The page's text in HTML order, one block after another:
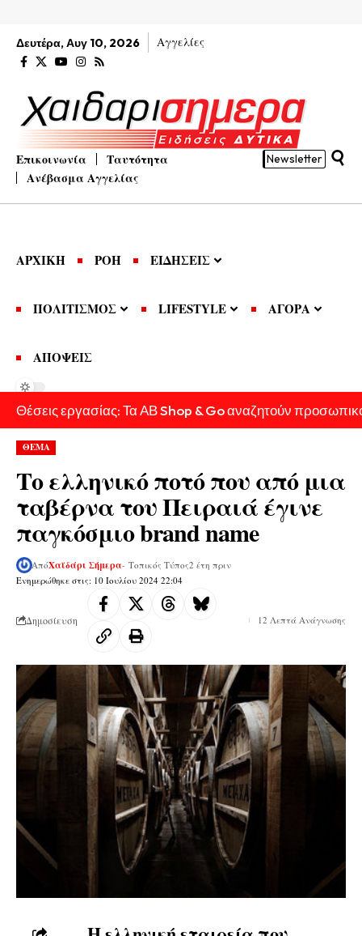
Δευτέρα, Αυγ 10, 2026 Αγγελίες
Επικοινωνία
Ταυτότητα
Ανέβασμα Αγγελίας
Newsletter
ΑΡΧΙΚΗ ΡΟΗ ΕΙΔΗΣΕΙΣ
ΠΟΛΙΤΙΣΜΟΣ LIFESTYLE ΑΓΟΡΑ
ΑΠΟΨΕΙΣ
Θέσεις εργασίας: Τα ΑΒ Shop & Go αναζητούν
ΘΕΜΑ
Το ελληνικό ποτό που από μια
ταβέρνα του Πειραιά έγινε
παγκόσμιο brand name
Ενημερώθηκε στις: 10 Ιουλίου 2024 22:04
ΑπόΧαϊδάρι Σήμερα- Τοπικός Τύπος2 έτη πριν
Δημοσίευση 12 Λεπτά Ανάγνωσης